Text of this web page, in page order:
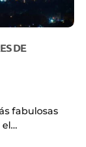
DE
fabulosas
el…